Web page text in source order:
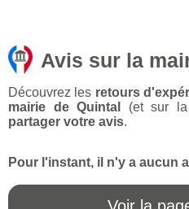
Avis sur la
Découvrez les retours
mairie de Quintal
(et sur
partager votre avis.
Pour l'instant, il n'y a aucun